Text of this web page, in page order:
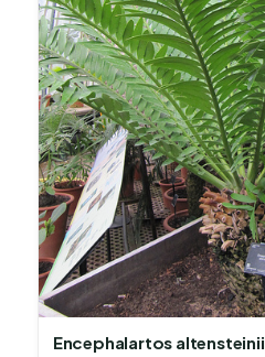
Encephalartos altensteinii